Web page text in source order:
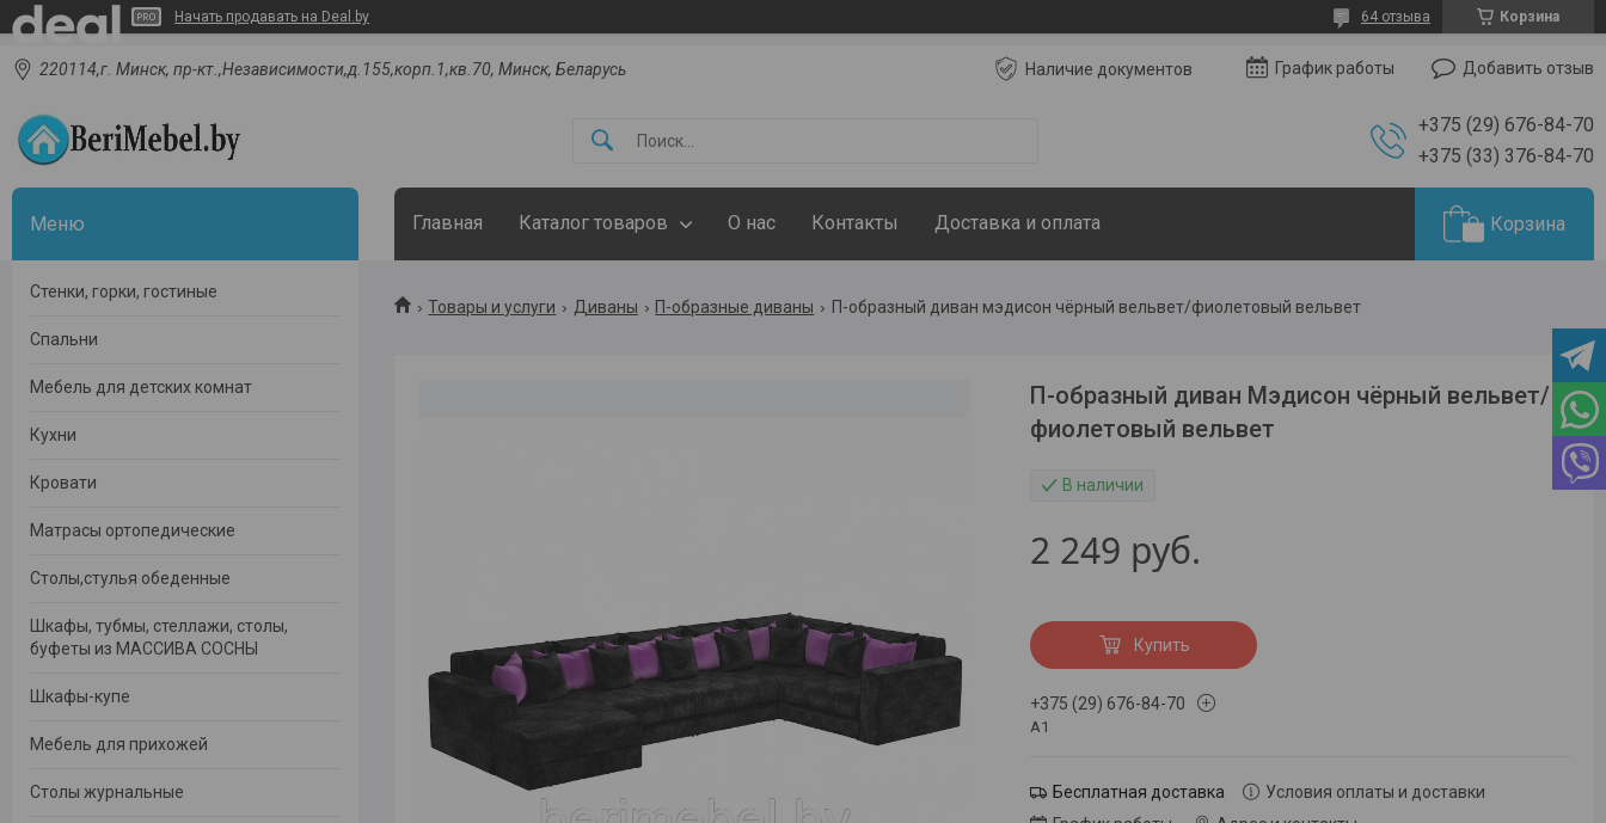
Начать продавать на Deal.by Корзина
64 отзыва
220114,г. Минск, пр-кт.,Независимости,д.155,корп.1,кв.70, Минск, Беларусь Наличие документов График работы Добавить отзыв
+375 (29) 676-84-70
+375 (33) 376-84-70
Главная Каталог товаров О нас Контакты Доставка и оплата Корзина
Товары и услуги Диваны П-образные диваны П-образный диван мэдисон чёрный вельвет/фиолетовый вельвет
П-образный диван Мэдисон чёрный вельвет/
фиолетовый вельвет
В наличии
2 249 руб.
Купить
+375 (29) 676-84-70
А1
Бесплатная доставка
Условия оплаты и доставки
Стенки, горки, гостиные
Спальни
Мебель для детских комнат
Кухни
Кровати
Матрасы ортопедические
Столы,стулья обеденные
Шкафы, тубмы, стеллажи, столы,
буфеты из МАССИВА СОСНЫ
Шкафы-купе
Мебель для прихожей
Столы журнальные